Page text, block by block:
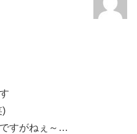
)
すがねぇ～…